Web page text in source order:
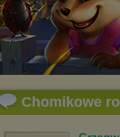
Chomikowe